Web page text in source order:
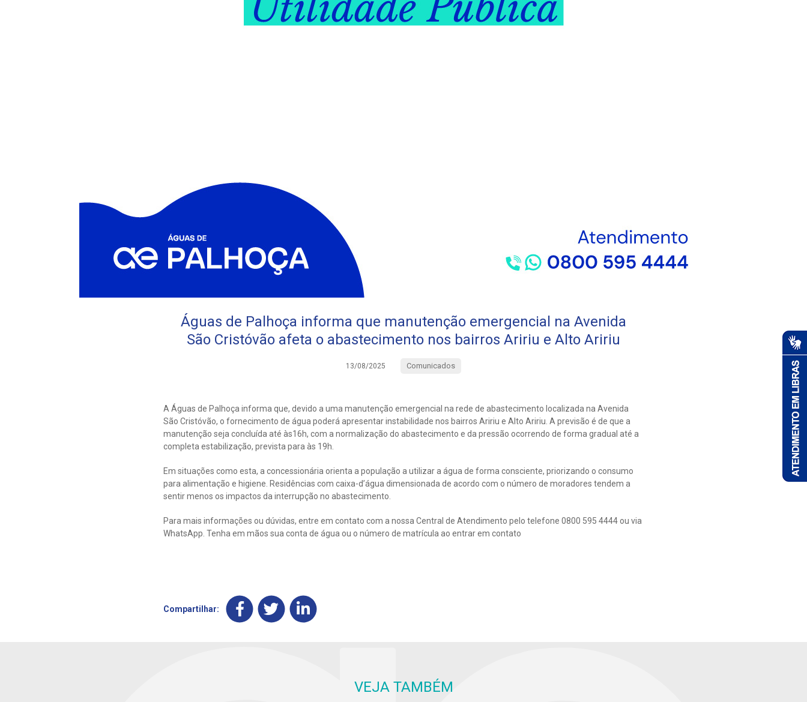
Águas de Palhoça informa que manutenção emergencial na Avenida
São Cristóvão afeta o abastecimento nos bairros Aririu e Alto Aririu
13/08/2025 Comunicados
A Águas de Palhoça informa que, devido a uma manutenção emergencial na rede de abastecimento localizada na Avenida
São Cristóvão, o fornecimento de água poderá apresentar instabilidade nos bairros Aririu e Alto Aririu. A previsão é de que a
manutenção seja concluída até às16h, com a normalização do abastecimento e da pressão ocorrendo de forma gradual até a
completa estabilização, prevista para às 19h.
Em situações como esta, a concessionária orienta a população a utilizar a água de forma consciente, priorizando o consumo
para alimentação e higiene. Residências com caixa-d’água dimensionada de acordo com o número de moradores tendem a
sentir menos os impactos da interrupção no abastecimento.
Para mais informações ou dúvidas, entre em contato com a nossa Central de Atendimento pelo telefone 0800 595 4444 ou via
WhatsApp. Tenha em mãos sua conta de água ou o número de matrícula ao entrar em contato
Compartilhar:
VEJA TAMBÉM